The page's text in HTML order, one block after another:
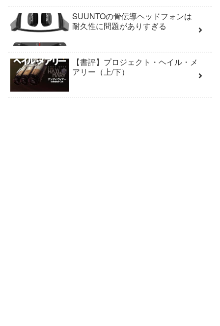
SUUNTOの骨伝導ヘッドフォンは
耐久性に問題がありすぎる
【書評】プロジェクト・ヘイル・メ
アリー（上/下）